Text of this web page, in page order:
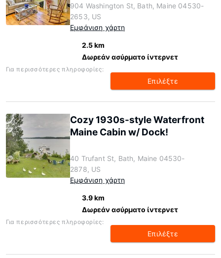
904 Washington St, Bath, Maine 04530-
2653, US
Εμφάνιση χάρτη
2.5 km
Δωρεάν ασύρματο ίντερνετ
Για περισσότερες πληροφορίες:
Επιλέξτε
Cozy 1930s-style Waterfront
Maine Cabin w/ Dock!
40 Trufant St, Bath, Maine 04530-
2878, US
Εμφάνιση χάρτη
3.9 km
Δωρεάν ασύρματο ίντερνετ
Για περισσότερες πληροφορίες:
Επιλέξτε